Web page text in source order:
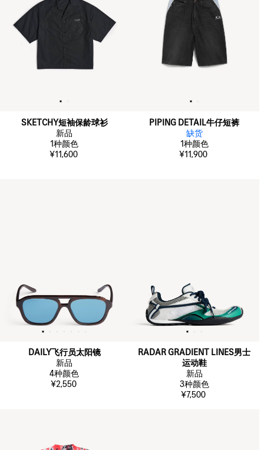
SKETCHY短袖保龄球衫
新品
1种颜色
¥11,600
PIPING DETAIL牛仔短裤
缺货
1种颜色
¥11,900
DAILY飞行员太阳镜
新品
4种颜色
¥2,550
RADAR GRADIENT LINES男士
运动鞋
新品
3种颜色
¥7,500